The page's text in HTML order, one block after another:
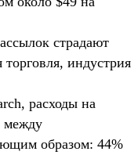
страдают
индустрия
расходы на
между
образом: 44%